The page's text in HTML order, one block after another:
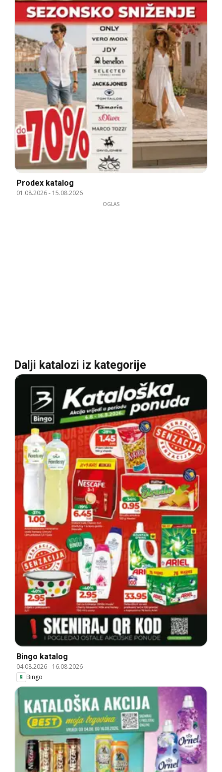
Prodex katalog
01.08.2026- 15.08.2026
OGLAS
Dalji katalozi iz kategorije
Bingo katalog
04.08.2026- 16.08.2026
Bingo